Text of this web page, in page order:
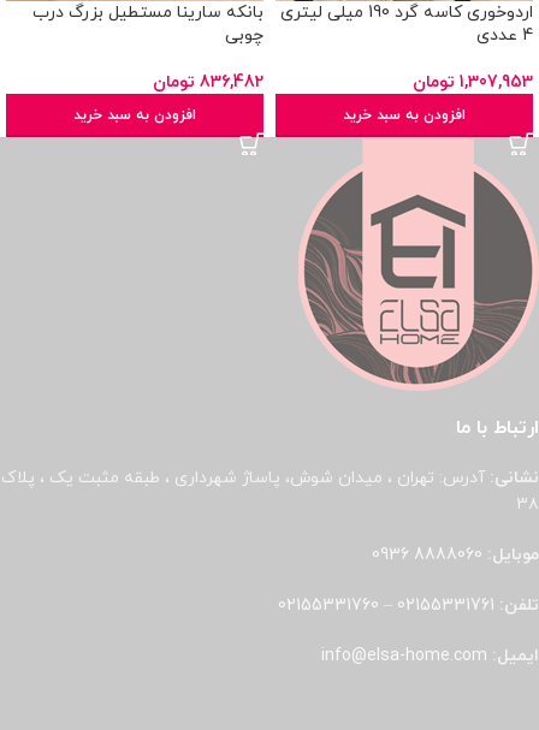
اردوخوری کاسه گرد 190 میلی لیتری
4 عددی
1,307,953 تومان
افزودن به سبد خرید
بانکه سارینا مستطیل بزرگ درب
چوبی
836,482 تومان
افزودن به سبد خرید
ارتباط با ما
نشانی: آدرس: تهران ، میدان شوش، پاساژ شهرداری ، طبقه مثبت یک ، پلاک
۳۸
موبایل: 8888060 0936
تلفن: 02155331761
–
02155331760
ایمیل: info@elsa-home.com